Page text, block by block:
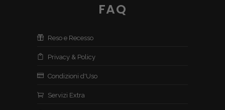
FAQ
Reso e Recesso
Privacy & Policy
Condizioni d'Uso
Servizi Extra